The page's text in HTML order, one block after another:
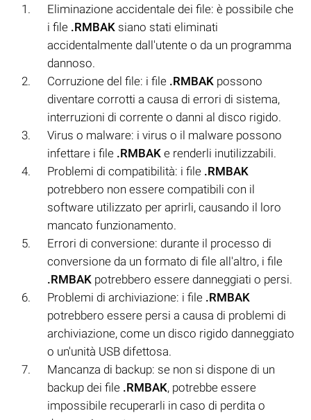
Eliminazione accidentale dei file: è possibile che
i file .RMBAK siano stati eliminati
accidentalmente dall'utente o da un programma
dannoso.
Corruzione del file: i file .RMBAK possono
diventare corrotti a causa di errori di sistema,
interruzioni di corrente o danni al disco rigido.
Virus o malware: i virus o il malware possono
infettare i file .RMBAK e renderli inutilizzabili.
Problemi di compatibilità: i file .RMBAK
potrebbero non essere compatibili con il
software utilizzato per aprirli, causando il loro
mancato funzionamento.
Errori di conversione: durante il processo di
conversione da un formato di file all'altro, i file
.RMBAK potrebbero essere danneggiati o persi.
Problemi di archiviazione: i file .RMBAK
potrebbero essere persi a causa di problemi di
archiviazione, come un disco rigido danneggiato
o un'unità USB difettosa.
Mancanza di backup: se non si dispone di un
backup dei file .RMBAK, potrebbe essere
impossibile recuperarli in caso di perdita o